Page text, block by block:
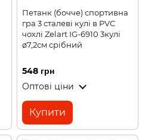
Петанк (бочче) спортивна
гра 3 сталеві кулі в PVC
чохлі Zelart IG-6910 3кулі
ø7,2см срібний
548 грн
Оптові ціни
Купити